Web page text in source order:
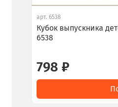
арт.6538
Кубок выпускника
6538
798 ₽